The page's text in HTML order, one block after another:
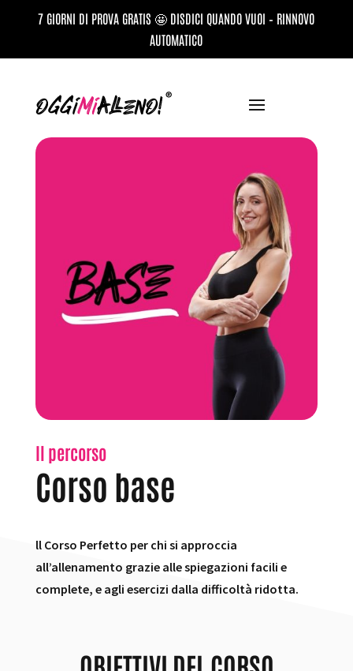
7 GIORNI DI PROVA GRATIS 🤩 DISDICI QUANDO VUOI – RINNOVO
AUTOMATICO
Il percorso
Corso base
ll Corso Perfetto per chi si approccia
all’allenamento grazie alle spiegazioni facili e
complete, e agli esercizi dalla difficoltà ridotta.